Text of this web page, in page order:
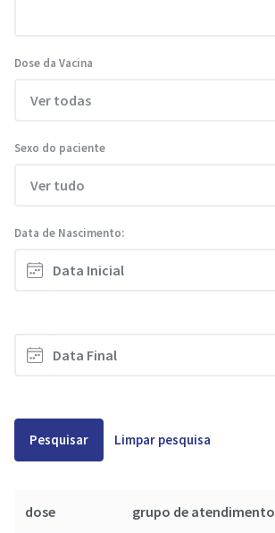
Dose da Vacina
Sexo do paciente
Data de Nascimento:
Pesquisar Limpar pesquisa
dose grupo de atendimento